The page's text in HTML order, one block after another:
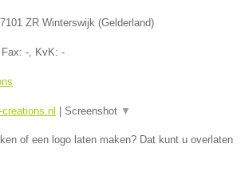
7101 ZR Winterswijk (Gelderland)
-, KvK: -
Screenshot ▼
of een logo laten maken? Dat kunt u overlaten